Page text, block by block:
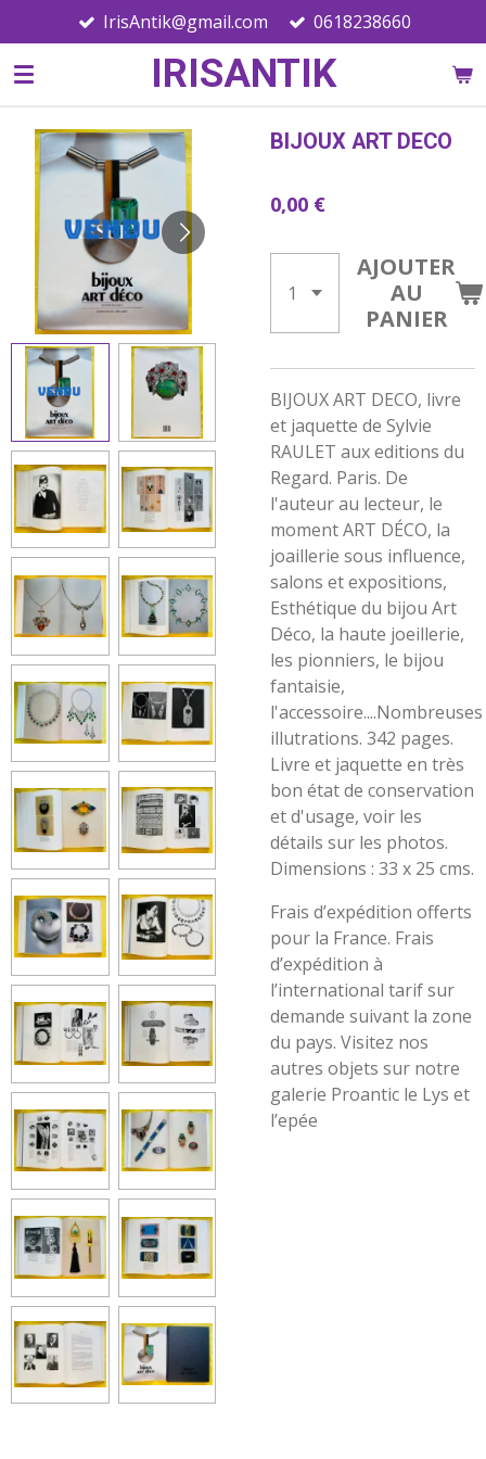
au
contenu
IRISANTIK
IrisAntik@gmail.com 0618238660
BIJOUX ART DECO
0,00 €
AJOUTER
AU
PANIER
BIJOUX ART DECO, livre
et jaquette de Sylvie
RAULET aux editions du
Regard. Paris. De
l'auteur au lecteur, le
moment ART DÉCO, la
joaillerie sous influence,
salons et expositions,
Esthétique du bijou Art
Déco, la haute joeillerie,
les pionniers, le bijou
fantaisie,
l'accessoire....Nombreuses
illutrations. 342 pages.
Livre et jaquette en très
bon état de conservation
et d'usage, voir les
détails sur les photos.
Dimensions : 33 x 25 cms.
Frais d’expédition offerts
pour la France. Frais
d’expédition à
l’international tarif sur
demande suivant la zone
du pays. Visitez nos
autres objets sur notre
galerie Proantic le Lys et
l’epée